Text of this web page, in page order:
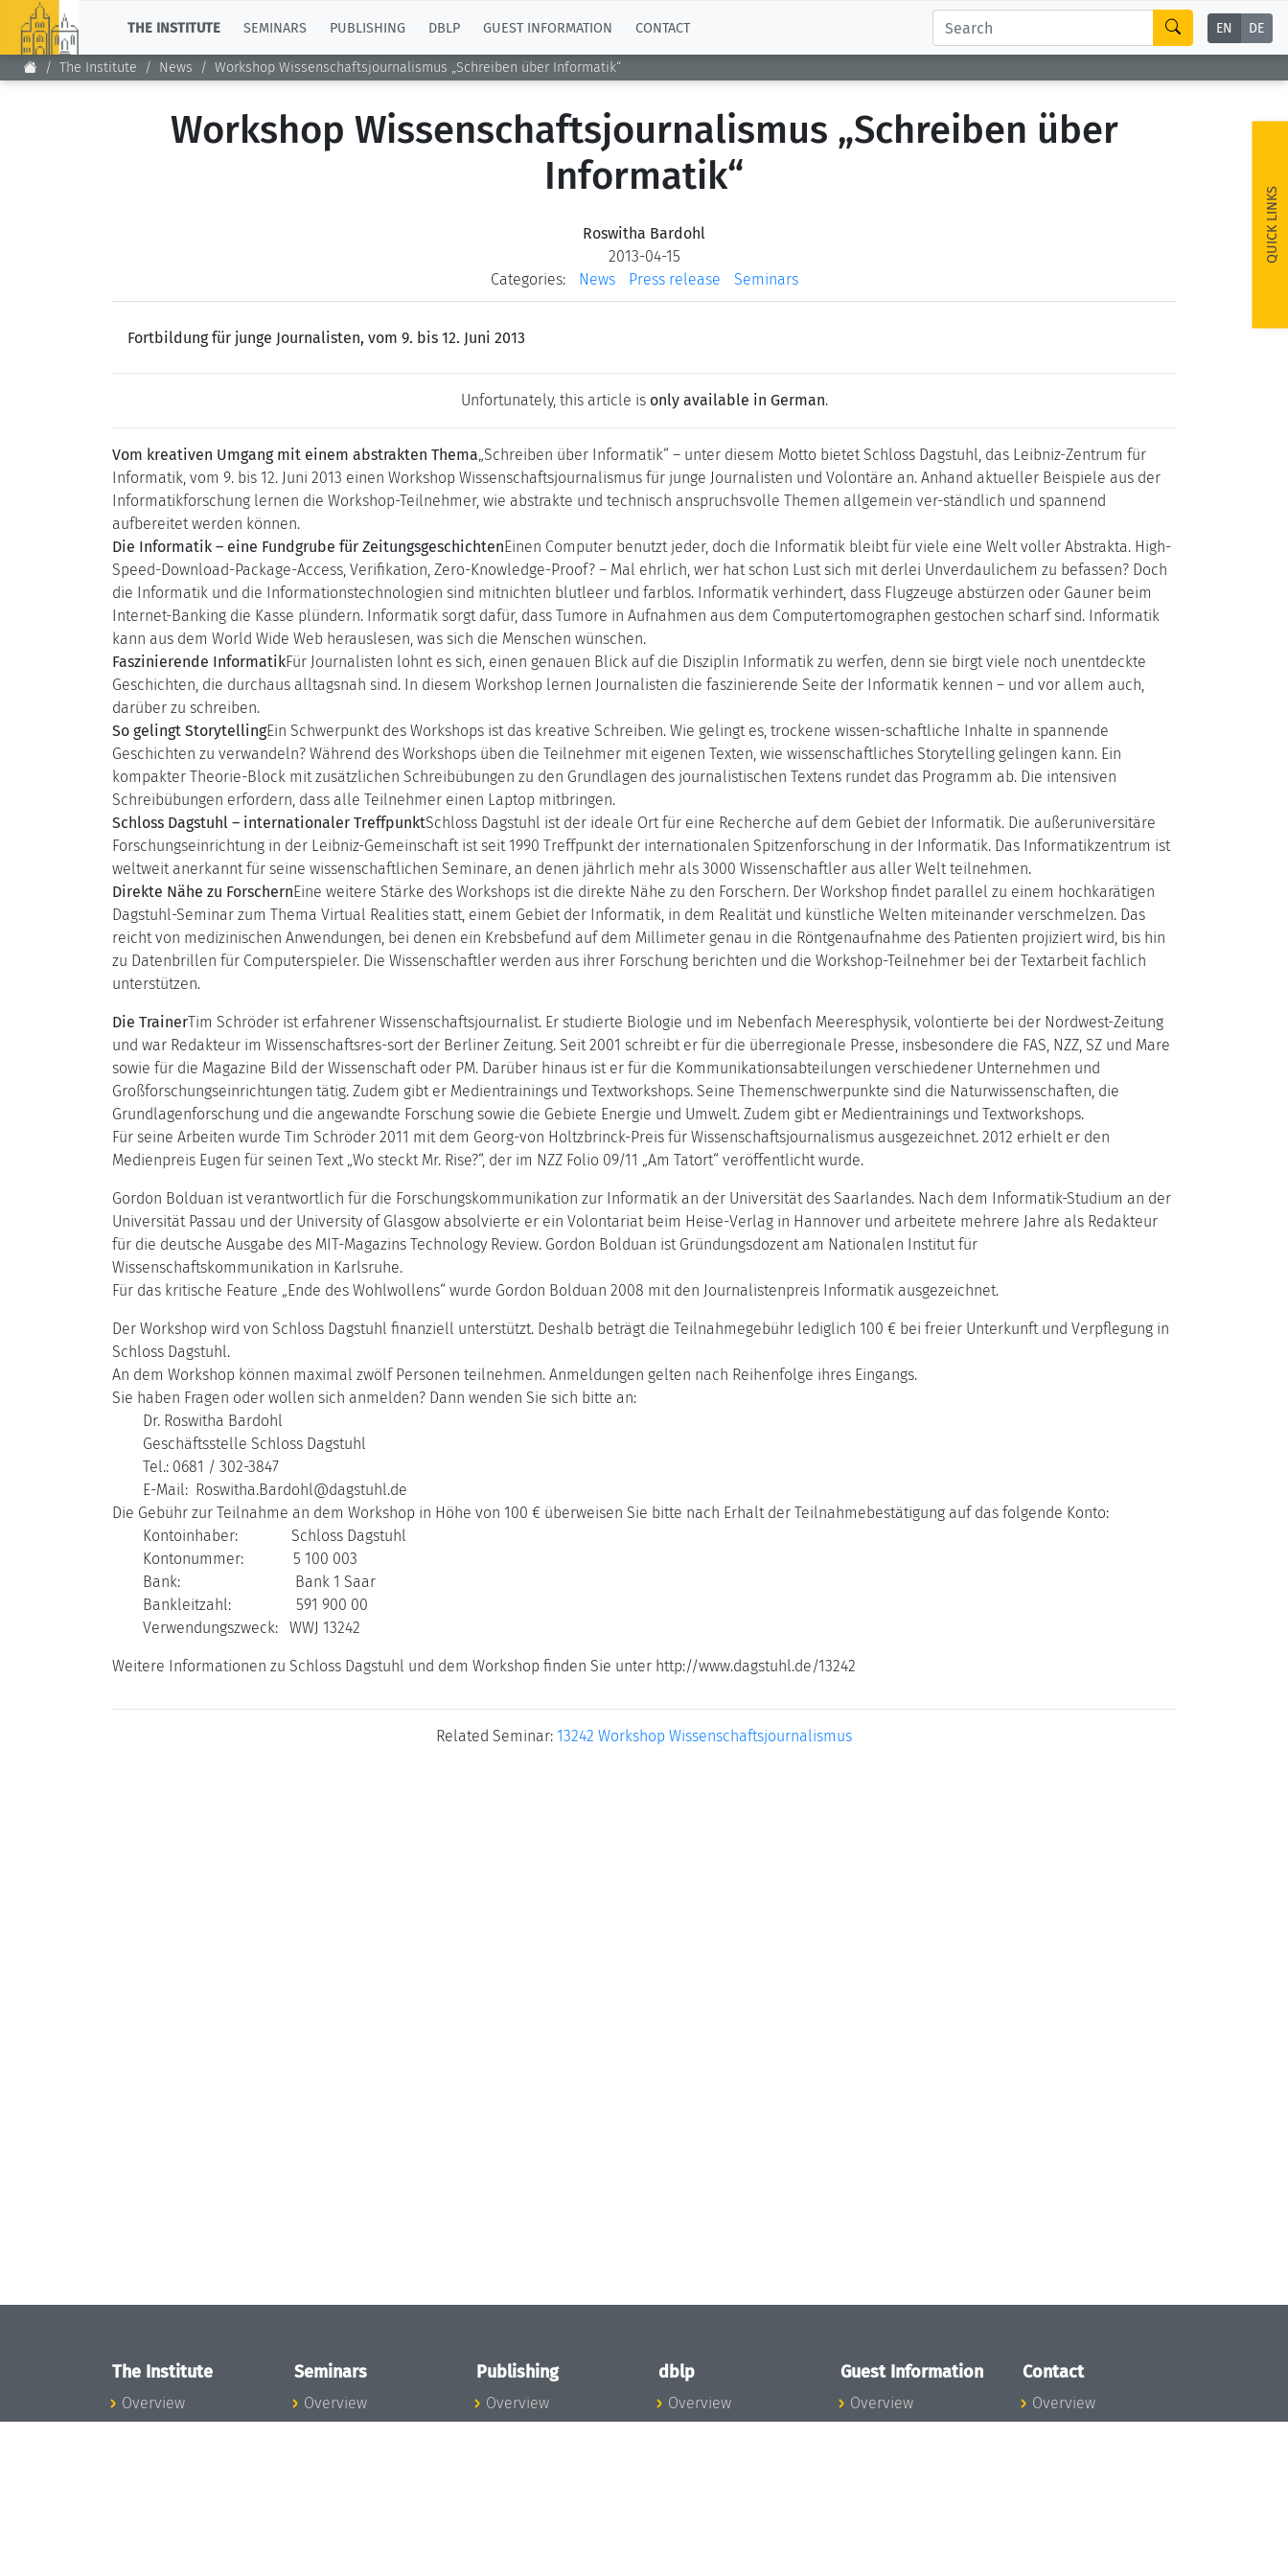
THE INSTITUTE SEMINARS PUBLISHING DBLP GUEST INFORMATION CONTACT EN DE
The Institute News Workshop Wissenschaftsjournalismus „Schreiben über Informatik“
QUICK LINKS
Workshop Wissenschaftsjournalismus „Schreiben über
Informatik“
Roswitha Bardohl
2013-04-15
Categories:
News Press release Seminars
Fortbildung für junge Journalisten, vom 9. bis 12. Juni 2013
Unfortunately, this article is only available in German.
Vom kreativen Umgang mit einem abstrakten Thema„Schreiben über Informatik“ – unter diesem Motto bietet Schloss Dagstuhl, das Leibniz-Zentrum für
Informatik, vom 9. bis 12. Juni 2013 einen Workshop Wissenschaftsjournalismus für junge Journalisten und Volontäre an. Anhand aktueller Beispiele aus der
Informatikforschung lernen die Workshop-Teilnehmer, wie abstrakte und technisch anspruchsvolle Themen allgemein ver-ständlich und spannend
aufbereitet werden können.
Die Informatik – eine Fundgrube für ZeitungsgeschichtenEinen Computer benutzt jeder, doch die Informatik bleibt für viele eine Welt voller Abstrakta. High-
Speed-Download-Package-Access, Verifikation, Zero-Knowledge-Proof? – Mal ehrlich, wer hat schon Lust sich mit derlei Unverdaulichem zu befassen? Doch
die Informatik und die Informationstechnologien sind mitnichten blutleer und farblos. Informatik verhindert, dass Flugzeuge abstürzen oder Gauner beim
Internet-Banking die Kasse plündern. Informatik sorgt dafür, dass Tumore in Aufnahmen aus dem Computertomographen gestochen scharf sind. Informatik
kann aus dem World Wide Web herauslesen, was sich die Menschen wünschen.
Faszinierende InformatikFür Journalisten lohnt es sich, einen genauen Blick auf die Disziplin Informatik zu werfen, denn sie birgt viele noch unentdeckte
Geschichten, die durchaus alltagsnah sind. In diesem Workshop lernen Journalisten die faszinierende Seite der Informatik kennen – und vor allem auch,
darüber zu schreiben.
So gelingt StorytellingEin Schwerpunkt des Workshops ist das kreative Schreiben. Wie gelingt es, trockene wissen-schaftliche Inhalte in spannende
Geschichten zu verwandeln? Während des Workshops üben die Teilnehmer mit eigenen Texten, wie wissenschaftliches Storytelling gelingen kann. Ein
kompakter Theorie-Block mit zusätzlichen Schreibübungen zu den Grundlagen des journalistischen Textens rundet das Programm ab. Die intensiven
Schreibübungen erfordern, dass alle Teilnehmer einen Laptop mitbringen.
Schloss Dagstuhl – internationaler TreffpunktSchloss Dagstuhl ist der ideale Ort für eine Recherche auf dem Gebiet der Informatik. Die außeruniversitäre
Forschungseinrichtung in der Leibniz-Gemeinschaft ist seit 1990 Treffpunkt der internationalen Spitzenforschung in der Informatik. Das Informatikzentrum ist
weltweit anerkannt für seine wissenschaftlichen Seminare, an denen jährlich mehr als 3000 Wissenschaftler aus aller Welt teilnehmen.
Direkte Nähe zu ForschernEine weitere Stärke des Workshops ist die direkte Nähe zu den Forschern. Der Workshop findet parallel zu einem hochkarätigen
Dagstuhl-Seminar zum Thema Virtual Realities statt, einem Gebiet der Informatik, in dem Realität und künstliche Welten miteinander verschmelzen. Das
reicht von medizinischen Anwendungen, bei denen ein Krebsbefund auf dem Millimeter genau in die Röntgenaufnahme des Patienten projiziert wird, bis hin
zu Datenbrillen für Computerspieler. Die Wissenschaftler werden aus ihrer Forschung berichten und die Workshop-Teilnehmer bei der Textarbeit fachlich
unterstützen.
Die TrainerTim Schröder ist erfahrener Wissenschaftsjournalist. Er studierte Biologie und im Nebenfach Meeresphysik, volontierte bei der Nordwest-Zeitung
und war Redakteur im Wissenschaftsres-sort der Berliner Zeitung. Seit 2001 schreibt er für die überregionale Presse, insbesondere die FAS, NZZ, SZ und Mare
sowie für die Magazine Bild der Wissenschaft oder PM. Darüber hinaus ist er für die Kommunikationsabteilungen verschiedener Unternehmen und
Großforschungseinrichtungen tätig. Zudem gibt er Medientrainings und Textworkshops. Seine Themenschwerpunkte sind die Naturwissenschaften, die
Grundlagenforschung und die angewandte Forschung sowie die Gebiete Energie und Umwelt. Zudem gibt er Medientrainings und Textworkshops.
Für seine Arbeiten wurde Tim Schröder 2011 mit dem Georg-von Holtzbrinck-Preis für Wissenschaftsjournalismus ausgezeichnet. 2012 erhielt er den
Medienpreis Eugen für seinen Text „Wo steckt Mr. Rise?“, der im NZZ Folio 09/11 „Am Tatort“ veröffentlicht wurde.
Gordon Bolduan ist verantwortlich für die Forschungskommunikation zur Informatik an der Universität des Saarlandes. Nach dem Informatik-Studium an der
Universität Passau und der University of Glasgow absolvierte er ein Volontariat beim Heise-Verlag in Hannover und arbeitete mehrere Jahre als Redakteur
für die deutsche Ausgabe des MIT-Magazins Technology Review. Gordon Bolduan ist Gründungsdozent am Nationalen Institut für
Wissenschaftskommunikation in Karlsruhe.
Für das kritische Feature „Ende des Wohlwollens“ wurde Gordon Bolduan 2008 mit den Journalistenpreis Informatik ausgezeichnet.
Der Workshop wird von Schloss Dagstuhl finanziell unterstützt. Deshalb beträgt die Teilnahmegebühr lediglich 100 € bei freier Unterkunft und Verpflegung in
Schloss Dagstuhl.
An dem Workshop können maximal zwölf Personen teilnehmen. Anmeldungen gelten nach Reihenfolge ihres Eingangs.
Sie haben Fragen oder wollen sich anmelden? Dann wenden Sie sich bitte an:
Dr. Roswitha Bardohl
Geschäftsstelle Schloss Dagstuhl
Tel.: 0681 / 302-3847
E-Mail: Roswitha.Bardohl@dagstuhl.de
Die Gebühr zur Teilnahme an dem Workshop in Höhe von 100 € überweisen Sie bitte nach Erhalt der Teilnahmebestätigung auf das folgende Konto:
Kontoinhaber: Schloss Dagstuhl
Kontonummer: 5 100 003
Bank: Bank 1 Saar
Bankleitzahl: 591 900 00
Verwendungszweck: WWJ 13242
Weitere Informationen zu Schloss Dagstuhl und dem Workshop finden Sie unter http://www.dagstuhl.de/13242
Related Seminar: 13242 Workshop Wissenschaftsjournalismus
The Institute
Overview
Seminars
Overview
Publishing
Overview
dblp
Overview
Guest Information
Overview
Contact
Overview